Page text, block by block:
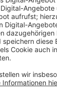
Allein
an
ausgeben